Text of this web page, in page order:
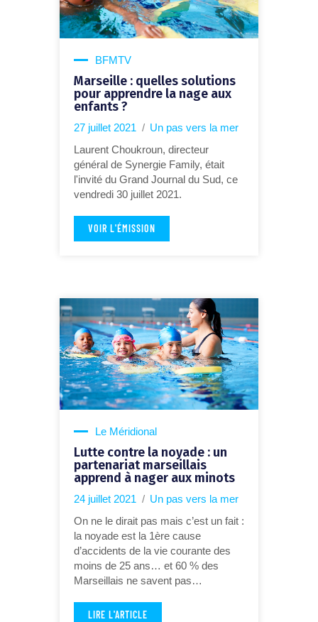
BFMTV
Marseille : quelles solutions
pour apprendre la nage aux
enfants ?
27 juillet 2021
Un pas vers la mer
Laurent Choukroun, directeur
général de Synergie Family, était
l'invité du Grand Journal du Sud, ce
vendredi 30 juillet 2021.
VOIR L'ÉMISSION
Le Méridional
Lutte contre la noyade : un
partenariat marseillais
apprend à nager aux minots
24 juillet 2021
Un pas vers la mer
On ne le dirait pas mais c’est un fait :
la noyade est la 1ère cause
d’accidents de la vie courante des
moins de 25 ans… et 60 % des
Marseillais ne savent pas…
LIRE L'ARTICLE